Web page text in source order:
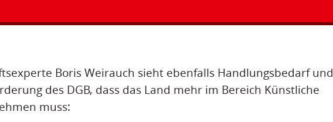
Boris Weirauch sieht ebenfalls Handlungsbedarf und
des DGB, dass das Land mehr im Bereich Künstliche
muss: